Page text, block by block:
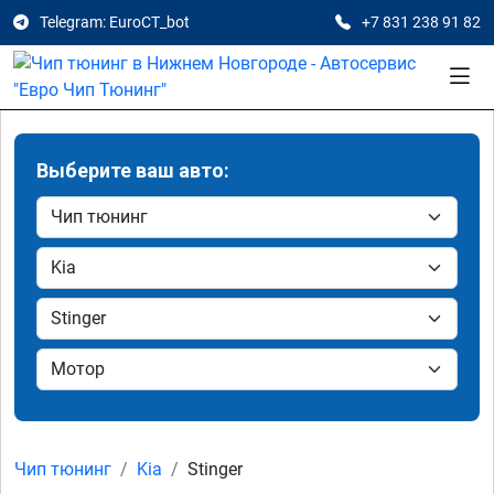
Telegram: EuroCT_bot +7 831 238 91 82
Выберите ваш авто:
Чип тюнинг Kia Stinger